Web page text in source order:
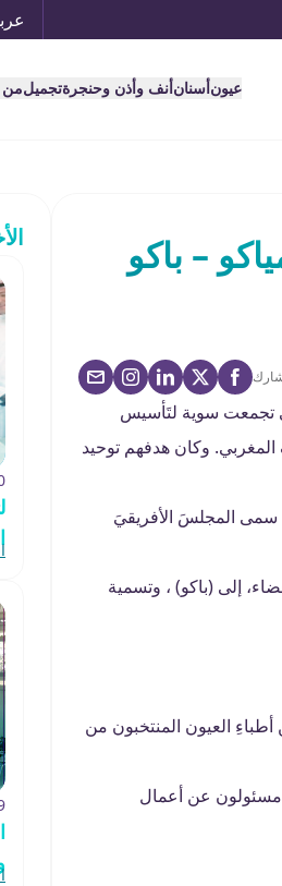
عيونأسنانأنف وأذن وحنجرةتجميلمن
– باكو
التى تجمعت سوية لتَأسيس
وكان هدفهم توحيد
سمى المجلسَ الأفريقيَ
، مكونة من أكثر مِنْ 1200 طبيب من الأعضاء، إلى (باكو) ، وتسمية
العيون المنتخبون من
موقع مسئولون عن أعمال
10
9